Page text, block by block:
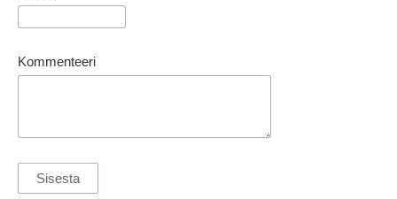
Kommenteeri